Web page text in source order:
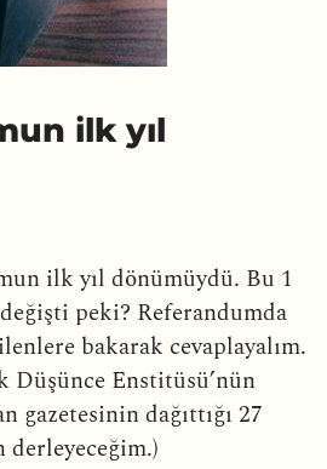
ilk yıl
ilk yıl dönümüydü. Bu 1
peki? Referandumda
bakarak cevaplayalım.
Düşünce Enstitüsü’nün
gazetesinin dağıttığı 27
derleyeceğim.)